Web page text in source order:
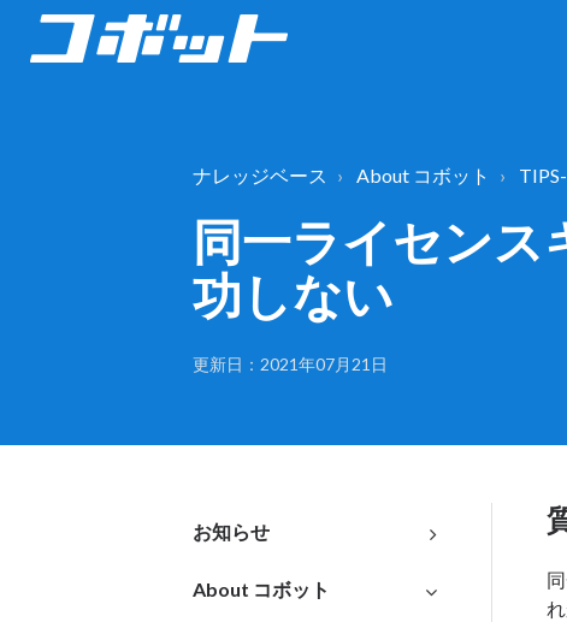
ナレッジベース About コボット
同一ライセン
功しない
更新日：2021年07月21日
お知らせ
About コボット